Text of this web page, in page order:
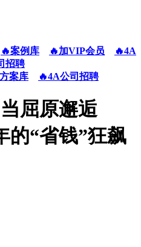
🔥案例库 🔥加VIP会员
🔥4A
招聘
案库 🔥4A公司招聘
屈原邂逅
的“省钱”狂飙